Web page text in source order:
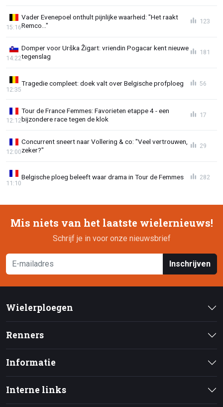
Vader Evenepoel onthult pijnlijke waarheid: "Het raakt
Remco..."
15:16
123
Domper voor Urška Žigart: vriendin Pogacar kent nieuwe
tegenslag
14:22
181
Tragedie compleet: doek valt over Belgische profploeg
12:35
56
Tour de France Femmes: Favorieten etappe 4 - een
bijzondere race tegen de klok
12:12
17
Concurrent sneert naar Vollering & co: "Veel vertrouwen,
zeker?"
12:00
29
Belgische ploeg beleeft waar drama in Tour de Femmes
11:10
282
Mis niets van het laatste wielernieuws!
Schrijf je in voor onze nieuwsbrief
Inschrijven
Wielerploegen
Renners
Informatie
Interne links